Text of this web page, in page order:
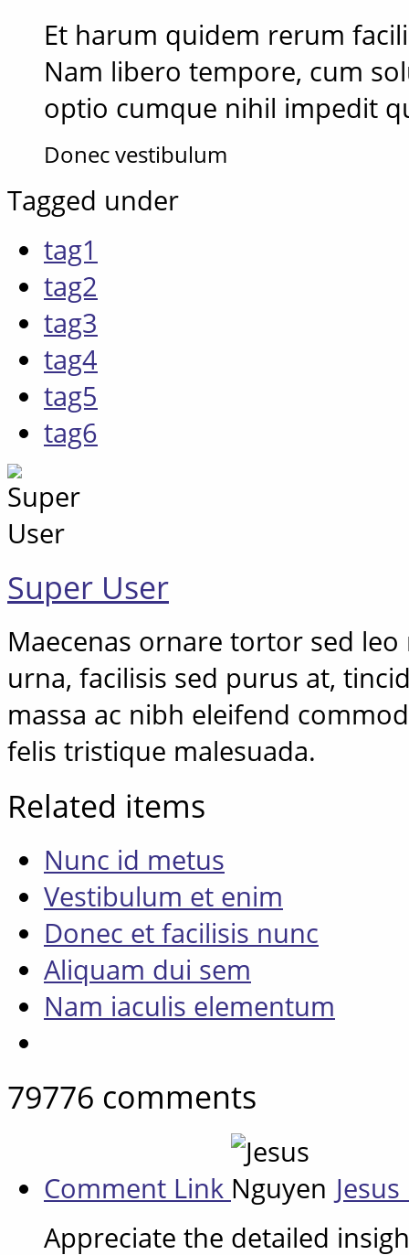
Et harum quidem rerum
Nam libero tempore, cum
optio cumque nihil impedit
Donec vestibulum
Tagged under
tag1
tag2
tag3
tag4
tag5
tag6
Super User
Maecenas ornare tortor sed
urna, facilisis sed purus at,
massa ac nibh eleifend
felis tristique malesuada.
Related items
Nunc id metus
Vestibulum et enim
Donec et facilisis nunc
Aliquam dui sem
Nam iaculis elementum
79776 comments
Comment Link
Appreciate the detailed